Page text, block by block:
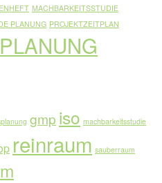
MACHBARKEITSSTUDIE
PLANUNG PROJEKTZEITPLAN
gmp iso machbarkeitsstudie
reinraum sauberraum